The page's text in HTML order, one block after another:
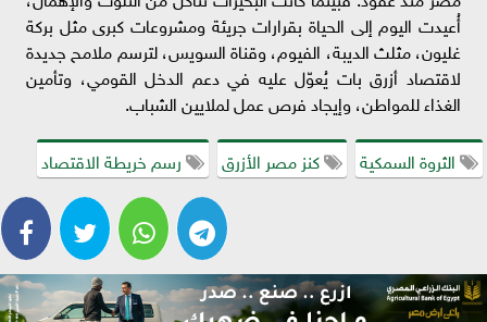
أُعيدت اليوم إلى الحياة بقرارات جريئة ومشروعات كبرى مثل بركة
غليون، مثلث الديبة، الفيوم، وقناة السويس، لترسم ملامح جديدة
لاقتصاد أزرق بات يُعوّل عليه في دعم الدخل القومي، وتأمين
الغذاء للمواطن، وإيجاد فرص عمل لملايين الشباب.
الثروة السمكية
كنز مصر الأزرق رسم خريطة الاقتصاد